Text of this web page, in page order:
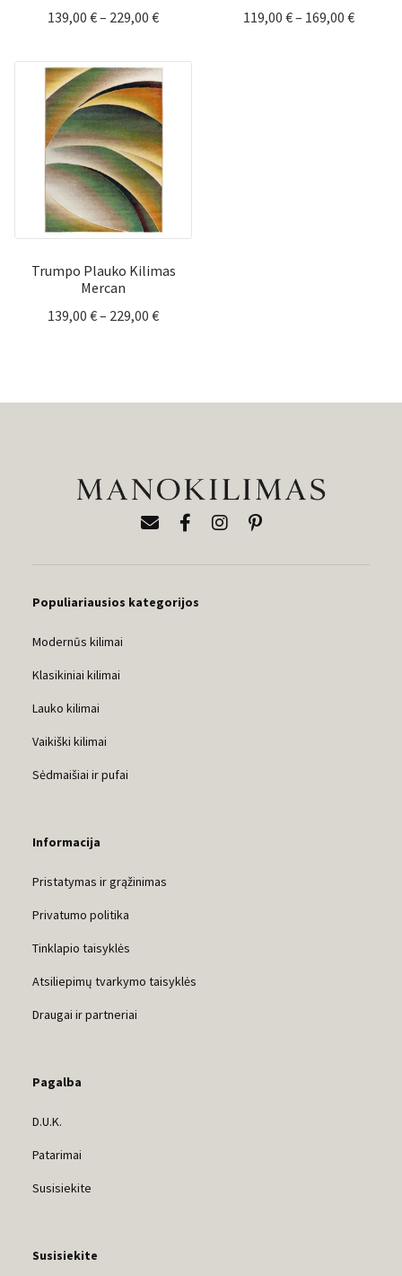
139,00 €– 229,00 €Price
139,00 €
through
229,00 €
119,00 €– 169,00 €Price
Trumpo Plauko Kilimas
Mercan
139,00 €– 229,00 €Price
229,00 €
Populiariausios kategorijos
Modernūs kilimai
Klasikiniai kilimai
Lauko kilimai
Vaikiški kilimai
Sėdmaišiai ir pufai
Informacija
Pristatymas ir grąžinimas
Privatumo politika
Tinklapio taisyklės
Atsiliepimų tvarkymo taisyklės
Draugai ir partneriai
Pagalba
D.U.K.
Patarimai
Susisiekite
Susisiekite